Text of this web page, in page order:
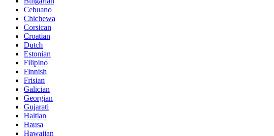
Cebuano
Chichewa
Corsican
Croatian
Dutch
Estonian
Filipino
Finnish
Frisian
Galician
Georgian
Gujarati
Haitian
Hausa
Hawaiian